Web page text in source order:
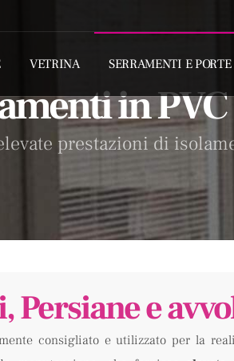
VETRINA SERRAMENTI E PORTE
in PVC
prestazioni di
Persiane e
consigliato e utilizzato per la